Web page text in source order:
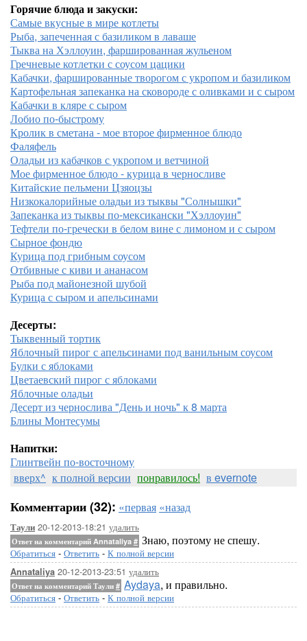
Горячие блюда и закуски:
Самые вкусные в мире котлеты
Рыба, запеченная с базиликом в лаваше
Тыква на Хэллоуин, фаршированная жульеном
Гречневые котлетки с соусом цацики
Кабачки, фаршированные творогом с укропом и базиликом
Картофельная запеканка на сковороде с оливками и с сыром
Кабачки в кляре с сыром
Лобио по-быстрому
Кролик в сметана - мое второе фирменное блюдо
Фаляфель
Оладьи из кабачков с укропом и ветчиной
Мое фирменное блюдо - курица в черносливе
Китайские пельмени Цзяоцзы
Низкокалорийные оладьи из тыквы "Солнышки"
Запеканка из тыквы по-мексикански "Хэллоуин"
Тефтели по-гречески в белом вине с лимоном и с сыром
Сырное фондю
Курица под грибным соусом
Отбивные с киви и ананасом
Рыба под майонезной шубой
Курица с сыром и апельсинами
Десерты:
Тыквенный тортик
Яблочный пирог с апельсинами под ванильным соусом
Булки с яблоками
Цветаевский пирог с яблоками
Яблочные оладьи
Десерт из чернослива "День и ночь" к 8 марта
Блины Монтесумы
Напитки:
Глинтвейн по-восточному
вверх^ к полной версии понравилось! в evernote
Комментарии (32): «первая «назад
Таули 20-12-2013-18:21 удалить
Ответ на комментарий Annataliya # Знаю, поэтому не спешу.
Обратиться - Ответить - К полной версии
Annataliya 20-12-2013-23:51 удалить
Ответ на комментарий Таули # Aydaya, и правильно.
Обратиться - Ответить - К полной версии